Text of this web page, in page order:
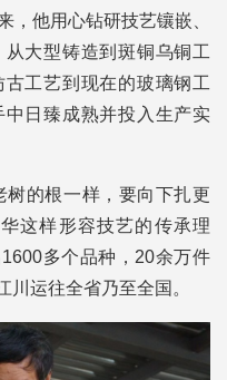
，他用心钻研技艺镶嵌、
大型铸造到斑铜乌铜工
工艺到现在的玻璃钢工
日臻成熟并投入生产实
树的根一样，要向下扎更
这样形容技艺的传承理
多个品种，20余万件
运往全省乃至全国。